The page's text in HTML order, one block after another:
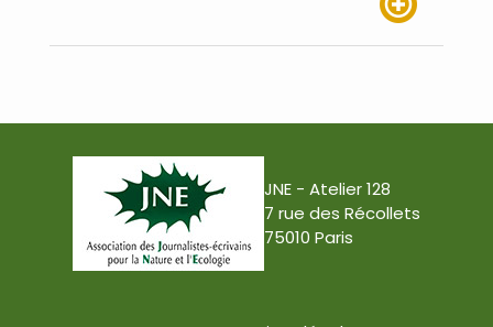
JNE - Atelier 128
7 rue des Récollets
75010 Paris